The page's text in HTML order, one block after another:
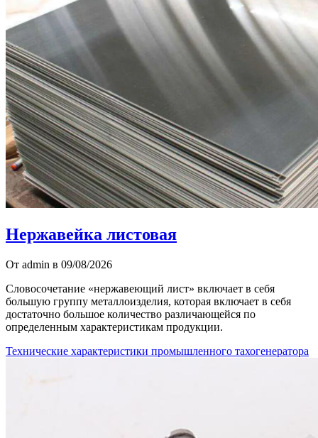
Нержавейка листовая
От admin в 09/08/2026
Словосочетание «нержавеющий лист» включает в себя
большую группу металлоизделия, которая включает в себя
достаточно большое количество различающейся по
определенным характеристикам продукции.
Технические характеристики промышленного тахогенератора